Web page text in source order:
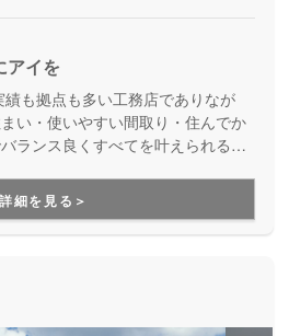
アイを
績も拠点も多い工務店でありなが
い・使いやすい間取り・住んでか
ランス良くすべてを叶えられる家
なので、末長く安心して暮らせる
できるプロにまるっとお任せした
。
詳細を見る＞